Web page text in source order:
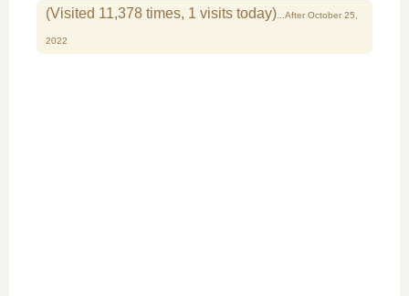
(Visited 11,378 times, 1 visits today)